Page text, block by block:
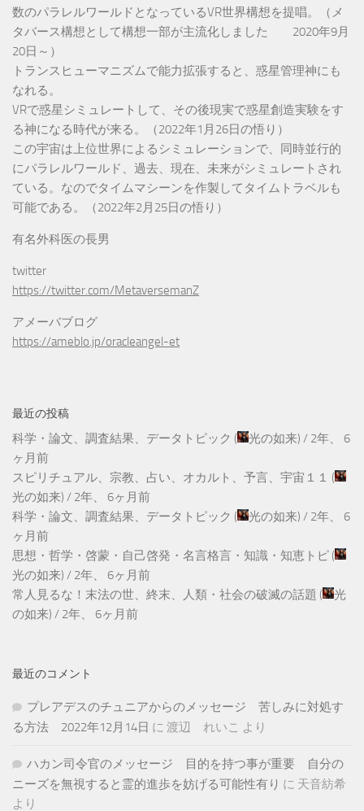
数のパラレルワールドとなっているVR世界構想を提唱。（メ
タバース構想として構想一部が主流化しました 2020年9月
20日～）
トランスヒューマニズムで能力拡張すると、惑星管理神にも
なれる。
VRで惑星シミュレートして、その後現実で惑星創造実験をす
る神になる時代が来る。（2022年1月26日の悟り）
この宇宙は上位世界によるシミュレーションで、同時並行的
にパラレルワールド、過去、現在、未来がシミュレートされ
ている。なのでタイムマシーンを作製してタイムトラベルも
可能である。（2022年2月25日の悟り）
有名外科医の長男
twitter
https://twitter.com/MetaversemanZ
アメーバブログ
https://ameblo.jp/oracleangel-et
最近の投稿
科学・論文、調査結果、データトピック ( 光の如来) / 2年、 6
ヶ月前
スピリチュアル、宗教、占い、オカルト、予言、宇宙１１ (
光の如来) / 2年、 6ヶ月前
科学・論文、調査結果、データトピック ( 光の如来) / 2年、 6
ヶ月前
思想・哲学・啓蒙・自己啓発・名言格言・知識・知恵トピ (
光の如来) / 2年、 6ヶ月前
常人見るな！末法の世、終末、人類・社会の破滅の話題 (
光
の如来) / 2年、 6ヶ月前
最近のコメント
プレアデスのチュニアからのメッセージ 苦しみに対処す
る方法 2022年12月14日 に 渡辺 れいこ より
ハカン司令官のメッセージ 目的を持つ事が重要 自分の
ニーズを無視すると霊的進歩を妨げる可能性有り に 天音紡希
より